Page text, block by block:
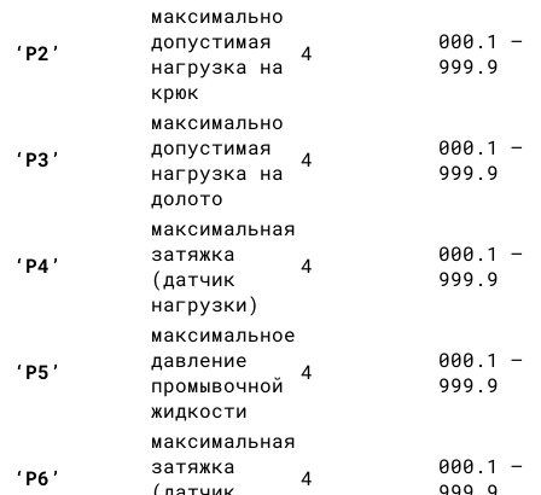
‘Р2’
максимально
допустимая
нагрузка на
крюк
4
000.1 –
999.9
‘Р3’
максимально
допустимая
нагрузка на
долото
4
000.1 –
999.9
‘Р4’
максимальная
затяжка
(датчик
нагрузки)
4
000.1 –
999.9
‘Р5’
максимальное
давление
промывочной
жидкости
4
000.1 –
999.9
‘Р6’
максимальная
затяжка
4
000.1 –